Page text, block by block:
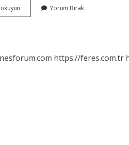
okuyun Düzensiz
Cilt
Yorum Bırak
https://feres.com.tr